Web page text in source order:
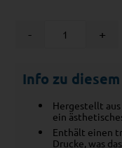
- +
Info zu
Hergestellt
ein
Enthält einen
Drucke, was